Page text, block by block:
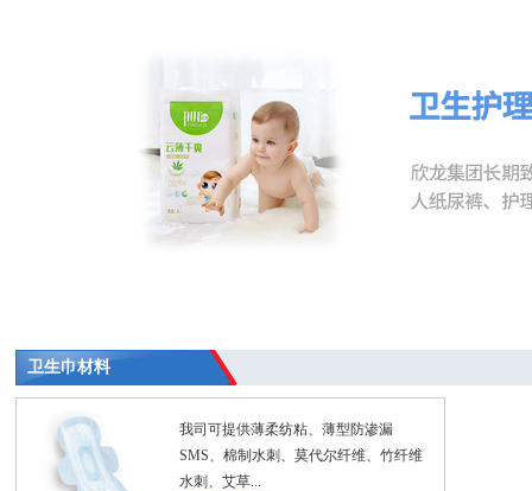
卫生巾材料
我司可提供薄柔纺粘、薄型防渗漏
SMS、棉制水刺、莫代尔纤维、竹纤维
水刺、艾草...